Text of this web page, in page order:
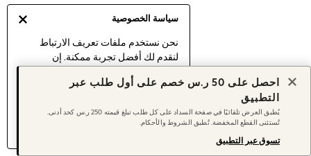
سياسة الخصوصية
نحن نستخدم ملفات تعريف الارتباط
لنقدم لك أفضل تجربة ممكنة. إن
موافقتك على استخدامنا لملفات تعريف
اكتشف المزيد عن إدارة إعدادات ملفات
تعريف الارتباط (الكوكيز).
Sun Hats & Caps
Women's Holiday Shop
Women's Travel Styles
Dresses
Occasionwear
Linen Collection
Tops & T-Shirts
احصل على 50 ر.س خصم على أول طلب عبر
التطبيق
يُطبق العرض تلقائيًا في صفحة السداد على كل طلب تبلغ قيمته 250 ر.س كحد أدنى.
تُستثنى القطع المخفضة. تُطبق الشروط والأحكام.
تسوق عبر التطبيق